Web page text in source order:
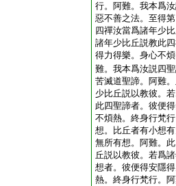
行。阿難。我本爲
惡不善之法。至得
四禪汝當爲諸年少
諸年少比丘説教此
得力得樂。身心不
難。我本爲汝説四
苦滅道聖諦。阿難
少比丘説以教彼。
此四聖諦者。彼便
不煩熱。終身行梵
想。比丘者有小想
無所有想。阿難。
丘説以教彼。若爲
想者。彼便得安隱
熱。終身行梵行。